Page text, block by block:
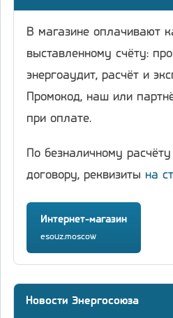
В магазине оплачивают
выставленному счёту:
энергоаудит, расчёт и
Промокод, наш или
при оплате.
По безналичному
договору, реквизиты на
Интернет-магазин
esouz.moscow
Новости Энергосоюза